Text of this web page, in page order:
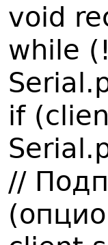
void
while
if
//